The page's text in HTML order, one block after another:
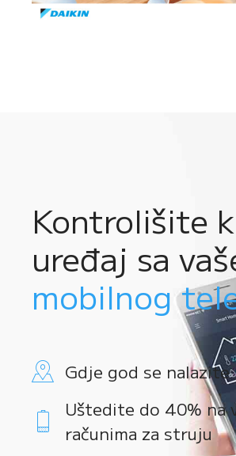
Kontrolišite
uređaj sa
mobilnog
Gdje god se nalazite
Uštedite do 40% na
računima za struju